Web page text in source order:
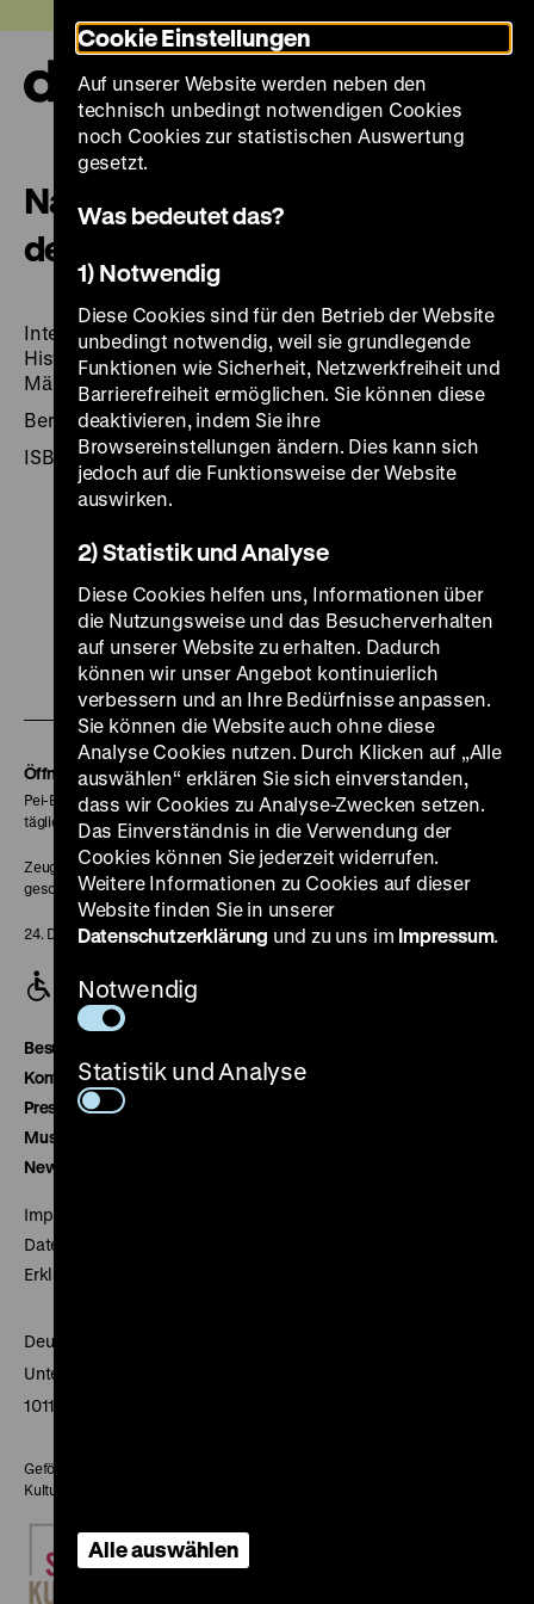
zum
Seiteninhalt
springen
Nationalmuseen – Gedächtnis
der Nationen.
Internationales Symposium des Deutschen
Historischen Museums, Berlin, Zeughaus, 14. bis 16.
März 2007.
Berlin: DHM, 181 Seiten: zahlr. Ill., Kt.
ISBN 978-3-86102-168-1
Zu
unserer
Instagram
Seite
Zu
unserer
YouTube
Seite
Zu
unserer
Facebook
Seite
Zu
unserer
LinkedIn
Seite
Zu
Seite
Zu
unserer
Soundcloud
Seite
Öffnungszeiten
Pei-Bau:
täglich 10-18 Uhr
Zeughaus:
geschlossen
24. Dezember geschlossen
Besucherservice
Kontakt
Presse
Museumsverein
Newsletter
Impressum
Datenschutz
Erklärung digitale Barrierefreiheit
Deutsches Historisches Museum
Unter den Linden 2
10117 Berlin
Gefördert mit Mitteln des Beauftragten der Bundesregierung für
Kultur und Medien
Cookie Einstellungen
Auf unserer Website werden neben den
technisch unbedingt notwendigen Cookies
noch Cookies zur statistischen Auswertung
gesetzt.
Was bedeutet das?
1) Notwendig
Diese Cookies sind für den Betrieb der Website
unbedingt notwendig, weil sie grundlegende
Funktionen wie Sicherheit, Netzwerkfreiheit und
Barrierefreiheit ermöglichen. Sie können diese
deaktivieren, indem Sie ihre
Browsereinstellungen ändern. Dies kann sich
jedoch auf die Funktionsweise der Website
auswirken.
2) Statistik und Analyse
Diese Cookies helfen uns, Informationen über
die Nutzungsweise und das Besucherverhalten
auf unserer Website zu erhalten. Dadurch
können wir unser Angebot kontinuierlich
verbessern und an Ihre Bedürfnisse anpassen.
Sie können die Website auch ohne diese
Analyse Cookies nutzen. Durch Klicken auf „Alle
auswählen“ erklären Sie sich einverstanden,
dass wir Cookies zu Analyse-Zwecken setzen.
Das Einverständnis in die Verwendung der
Cookies können Sie jederzeit widerrufen.
Weitere Informationen zu Cookies auf dieser
Website finden Sie in unserer
Datenschutzerklärung und zu uns im Impressum.
Notwendig
Statistik und Analyse
Alle auswählen